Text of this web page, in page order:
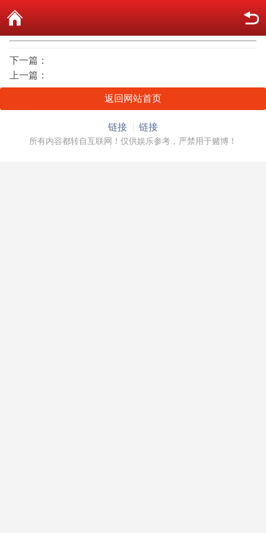
下一篇：
上一篇：
返回网站首页
链接 链接
所有内容都转自互联网！仅供娱乐参考，严禁用于赌博！